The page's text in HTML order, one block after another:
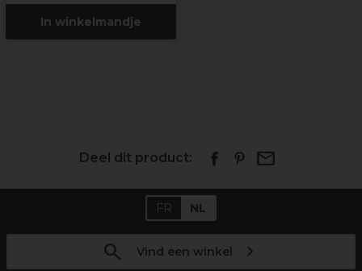
In winkelmandje
Deel dit product:
FR NL
Vind een winkel